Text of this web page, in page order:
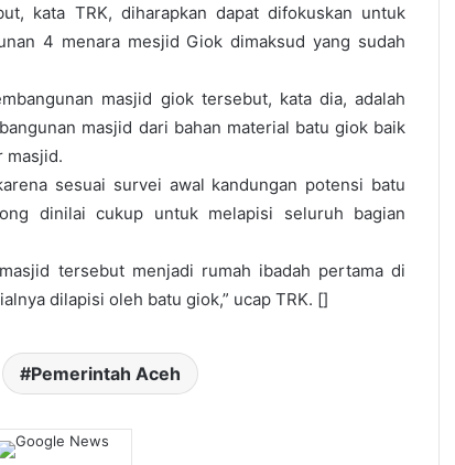
kata TRK, diharapkan dapat difokuskan untuk
4 menara mesjid Giok dimaksud yang sudah
masjid giok tersebut, kata dia, adalah
masjid dari bahan material batu giok baik
masjid.
sesuai survei awal kandungan potensi batu
dinilai cukup untuk melapisi seluruh bagian
tersebut menjadi rumah ibadah pertama di
dilapisi oleh batu giok,” ucap TRK. []
Pemerintah Aceh